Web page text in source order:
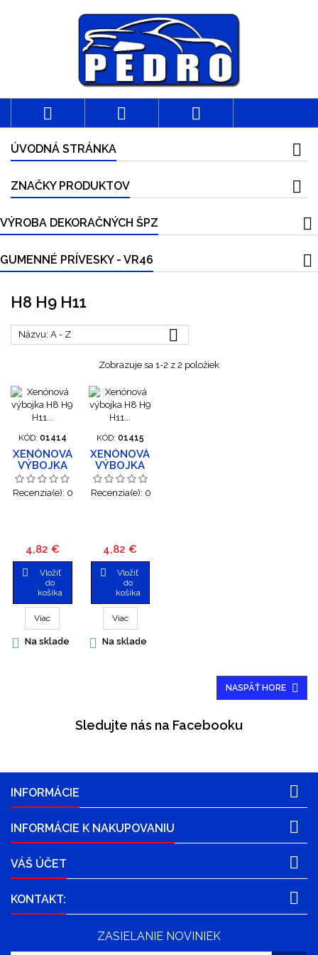
  
ÚVODNÁ STRÁNKA
ZNAČKY PRODUKTOV
VÝROBA DEKORAČNÝCH ŠPZ
GUMENNÉ PRÍVESKY - VR46
H8 H9 H11
Názvu: A - Z 
Zobrazuje sa 1-2 z 2 položiek
KÓD: 01414
XENÓNOVÁ
VÝBOJKA
H8 H9 H11
4300K
Recenzia(e): 0
Cena
4,82 €

Vložiť
do
košíka
Viac
 Na sklade
KÓD: 01415
XENÓNOVÁ
VÝBOJKA
H8 H9 H11
6000K
Recenzia(e): 0
Cena
4,82 €

Vložiť
do
košíka
Viac
 Na sklade
NASPÄŤ HORE 
Sledujte nás na Facebooku
INFORMÁCIE 
INFORMÁCIE K NAKUPOVANIU 
VÁŠ ÚČET 
KONTAKT: 
ZASIELANIE NOVINIEK